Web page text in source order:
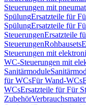
Steuerungen mit
SpülungErsatzteile für
SpülungErsatzteile für
SteuerungenErsatzteile
SteuerungenRohbausets
Steuerungen mit
WC-Steuerungen mit
Sanitärmodule
für WCsFür Wand-WCs
WCsErsatzteile für Für
Zubehör